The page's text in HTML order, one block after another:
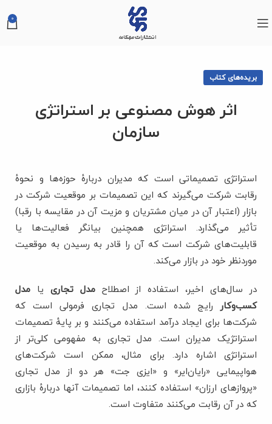
0
بریده‌های کتاب
اثر هوش مصنوعی بر استراتژی
سازمان
استراتژی تصمیماتی است که مدیران دربارۀ حوزه‌ها و نحوۀ
رقابت شرکت می‌گیرند که این تصمیمات بر موقعیت شرکت در
بازار (اعتبار آن در میان مشتریان و مزیت آن در مقایسه با رقبا)
تأثیر می‌گذارد. استراتژی همچنین بیانگر فعالیت‌ها یا
قابلیت‌های شرکت است که آن را قادر به رسیدن به موقعیت
موردنظر خود در بازار می‌کند.
در سال‌های اخیر، استفاده از اصطلاحمدل تجاری یا مدل
کسب‌وکار رایج شده است. مدل تجاری فرمولی است که
شرکت‌ها برای ایجاد درآمد استفاده می‌کنند و بر پایۀ تصمیمات
استراتژیک مدیران است. مدل تجاری به مفهومی کلی‌تر از
استراتژی اشاره دارد. برای مثال، ممکن است شرکت‌های
هواپیمایی «رایان‌ایر» و «ایزی جت» هر دو از مدل تجاری
«پروازهای ارزان» استفاده کنند، اما تصمیمات آنها دربارۀ بازاری
که در آن رقابت می‌کنند متفاوت است.